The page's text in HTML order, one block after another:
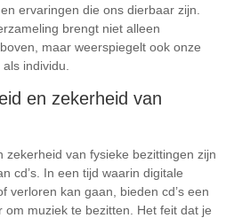
ervaringen die ons dierbaar zijn.
brengt niet alleen
maar weerspiegelt ook onze
individu.
en zekerheid van
zekerheid van fysieke bezittingen zijn
cd’s. In een tijd waarin digitale
verloren kan gaan, bieden cd’s een
muziek te bezitten. Het feit dat je